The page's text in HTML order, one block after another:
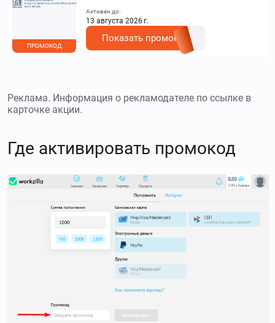
на сайте.
ПРОМОКОД
Активен до:
13 августа 2026 г.
Показать промокод
Реклама. Информация о рекламодателе по ссылке в
карточке акции.
Где активировать промокод